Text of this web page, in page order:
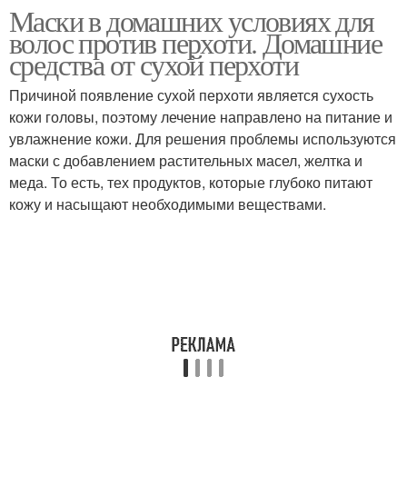
Маски в домашних условиях для
волос против перхоти. Домашние
средства от сухой перхоти
Причиной появление сухой перхоти является сухость
кожи головы, поэтому лечение направлено на питание и
увлажнение кожи. Для решения проблемы используются
маски с добавлением растительных масел, желтка и
меда. То есть, тех продуктов, которые глубоко питают
кожу и насыщают необходимыми веществами.